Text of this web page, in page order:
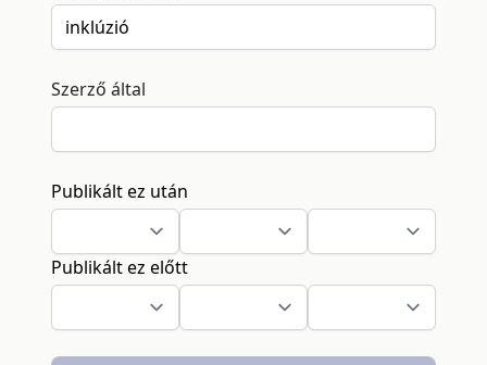
Szerző által
Publikált ez után
Publikált ez előtt